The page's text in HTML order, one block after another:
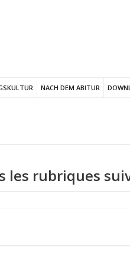
NACH DEM ABITUR
les rubriques